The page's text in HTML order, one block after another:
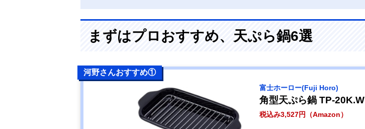
まずはプロおすすめ、天ぷら鍋6選
河野さんおすすめ①
‎富士ホーロー(Fuji Horo)
角型天ぷら鍋 TP-20K.W
税込み3,527円（Amazon）